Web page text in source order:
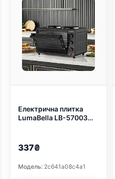
Електрична плитка
LumaBella LB-57003
337₴
Модель: 2c641a08c4a1